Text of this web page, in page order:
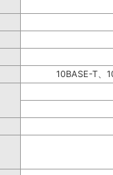
10BASE-T、